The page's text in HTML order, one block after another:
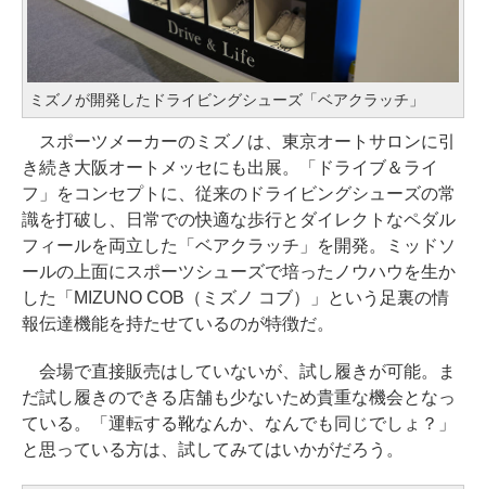
ミズノが開発したドライビングシューズ「ベアクラッチ」
スポーツメーカーのミズノは、東京オートサロンに引
き続き大阪オートメッセにも出展。「ドライブ＆ライ
フ」をコンセプトに、従来のドライビングシューズの常
識を打破し、日常での快適な歩行とダイレクトなペダル
フィールを両立した「ベアクラッチ」を開発。ミッドソ
ールの上面にスポーツシューズで培ったノウハウを生か
した「MIZUNO COB（ミズノ コブ）」という足裏の情
報伝達機能を持たせているのが特徴だ。
会場で直接販売はしていないが、試し履きが可能。ま
だ試し履きのできる店舗も少ないため貴重な機会となっ
ている。「運転する靴なんか、なんでも同じでしょ？」
と思っている方は、試してみてはいかがだろう。